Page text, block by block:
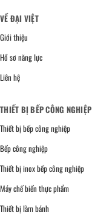
VỀ ĐẠI VIỆT
Giới thiệu
Hồ sơ năng lực
Liên hệ
THIẾT BỊ BẾP CÔNG NGHIỆP
Thiết bị bếp công nghiệp
Bếp công nghiệp
Thiết bị inox bếp công nghiệp
Máy chế biến thực phẩm
Thiết bị làm bánh